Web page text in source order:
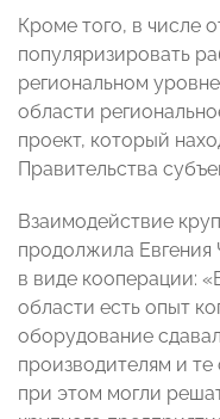
Кроме того, в числе
популяризировать
региональном
области
проект, который
Правительства
Взаимодействие
продолжила
в виде кооперации:
области есть опыт
оборудование
производителям и
при этом могли